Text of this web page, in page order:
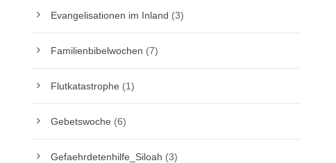
Evangelisationen im Inland (3)
Familienbibelwochen (7)
Flutkatastrophe (1)
Gebetswoche (6)
Gefaehrdetenhilfe_Siloah (3)